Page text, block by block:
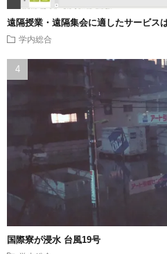
遠隔授業・遠隔集会に適したサービス
学内総合
国際寮が浸水 台風19号